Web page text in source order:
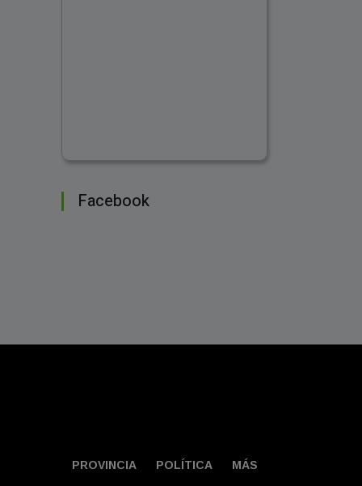
Facebook
PROVINCIA POLÍTICA MÁS